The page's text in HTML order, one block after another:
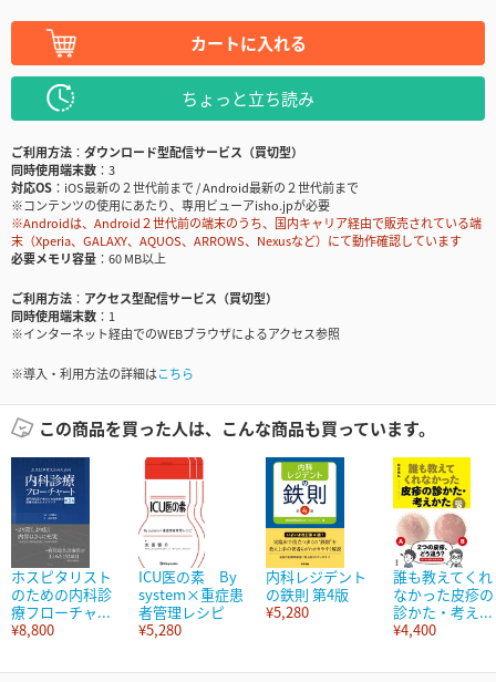
カートに入れる
ちょっと立ち読み
ご利用方法
ダウンロード型配信サービス（買切型）
同時使用端末数
3
対応OS
iOS最新の２世代前まで / Android最新の２世代前まで
※コンテンツの使用にあたり、専用ビューアisho.jpが必要
※Androidは、Android２世代前の端末のうち、国内キャリア経由で販売されている端
末（Xperia、GALAXY、AQUOS、ARROWS、Nexusなど）にて動作確認しています
必要メモリ容量
60 MB以上
ご利用方法
アクセス型配信サービス（買切型）
同時使用端末数
1
※インターネット経由でのWEBブラウザによるアクセス参照
※導入・利用方法の詳細はこちら
この商品を買った人は、こんな商品も買っています。
ホスピタリスト
のための内科診
療フローチャ...
¥8,800
ICU医の素 By
system×重症患
者管理レシピ
¥5,280
内科レジデント
の鉄則 第4版
¥5,280
誰も教えてくれ
なかった皮疹の
診かた・考え...
¥4,400